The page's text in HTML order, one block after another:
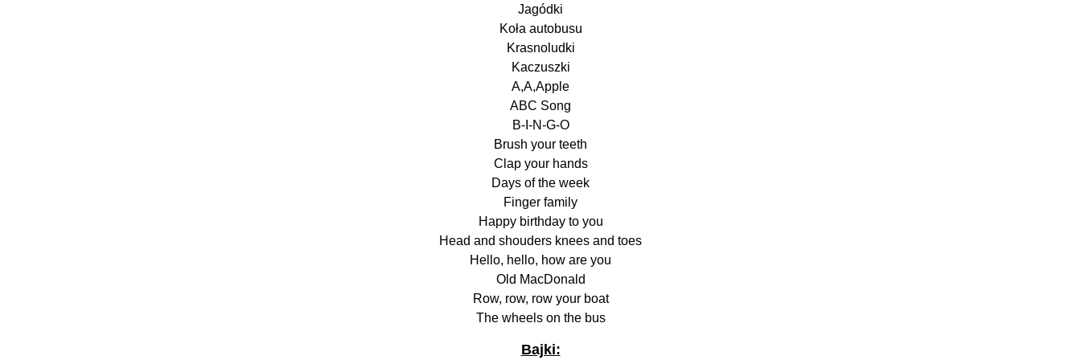
Jagódki
Koła autobusu
Krasnoludki
Kaczuszki
A,A,Apple
ABC Song
B-I-N-G-O
Brush your teeth
Clap your hands
Days of the week
Finger family
Happy birthday to you
Head and shouders knees and toes
Hello, hello, how are you
Old MacDonald
Row, row, row your boat
The wheels on the bus
Bajki: